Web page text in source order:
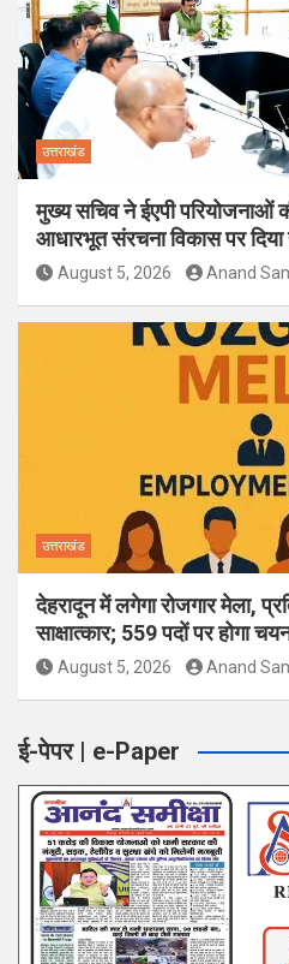
उत्तराखंड
मुख्य सचिव ने ईएपी परियोजनाओं
आधारभूत संरचना विकास पर दिया
August 5, 2026 Anand
उत्तराखंड
देहरादून में लगेगा रोजगार मेला,
साक्षात्कार; 559 पदों पर होगा
August 5, 2026 Anand
ई-पेपर | e-Paper